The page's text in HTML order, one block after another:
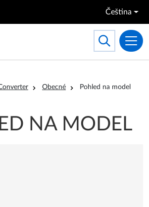
Čeština
stránku
Toggle
navigace
Obecné Pohled na model
NA MODEL
na model